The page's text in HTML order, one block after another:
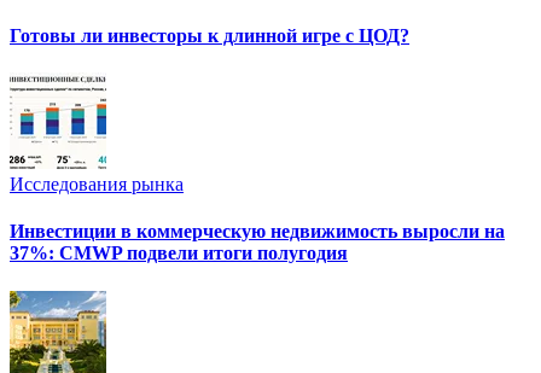
Готовы ли инвесторы к длинной игре с ЦОД?
Исследования рынка
Инвестиции в коммерческую недвижимость выросли на
37%: CMWP подвели итоги полугодия